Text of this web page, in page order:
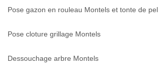
Pose gazon en rouleau Montels et tonte de
Pose cloture grillage Montels
Dessouchage arbre Montels